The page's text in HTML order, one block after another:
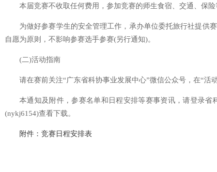
本届竞赛不收取任何费用，参加竞赛的师生食宿、交通、保
为做好参赛学生的安全管理工作，承办单位委托旅行社提供
自愿为原则，不影响参赛选手参赛(另行通知)。
(二)活动指南
请在赛前关注“广东省科协事业发展中心”微信公众号，在“
本通知及附件，参赛名单和日程安排等赛事资讯，请登录省
(nykj6154)查看下载。
附件：竞赛日程安排表